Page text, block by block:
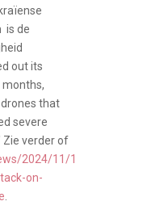
is de
out its
months,
that
severe
Zie verder of
2024/11/1
on-